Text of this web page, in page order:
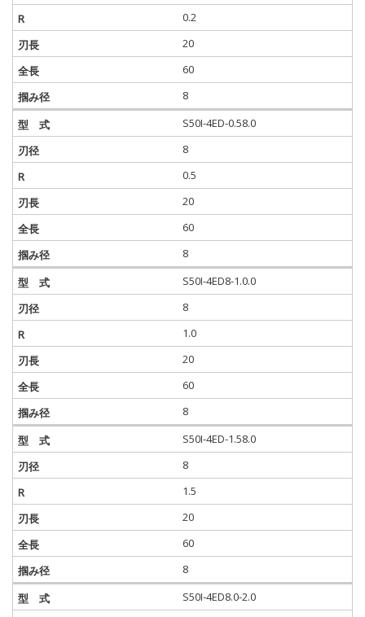
0.2
20
60
8
S50I-4ED-0.58.0
8
0.5
20
60
8
S50I-4ED8-1.0.0
8
1.0
20
60
8
S50I-4ED-1.58.0
8
1.5
20
60
8
S50I-4ED8.0-2.0